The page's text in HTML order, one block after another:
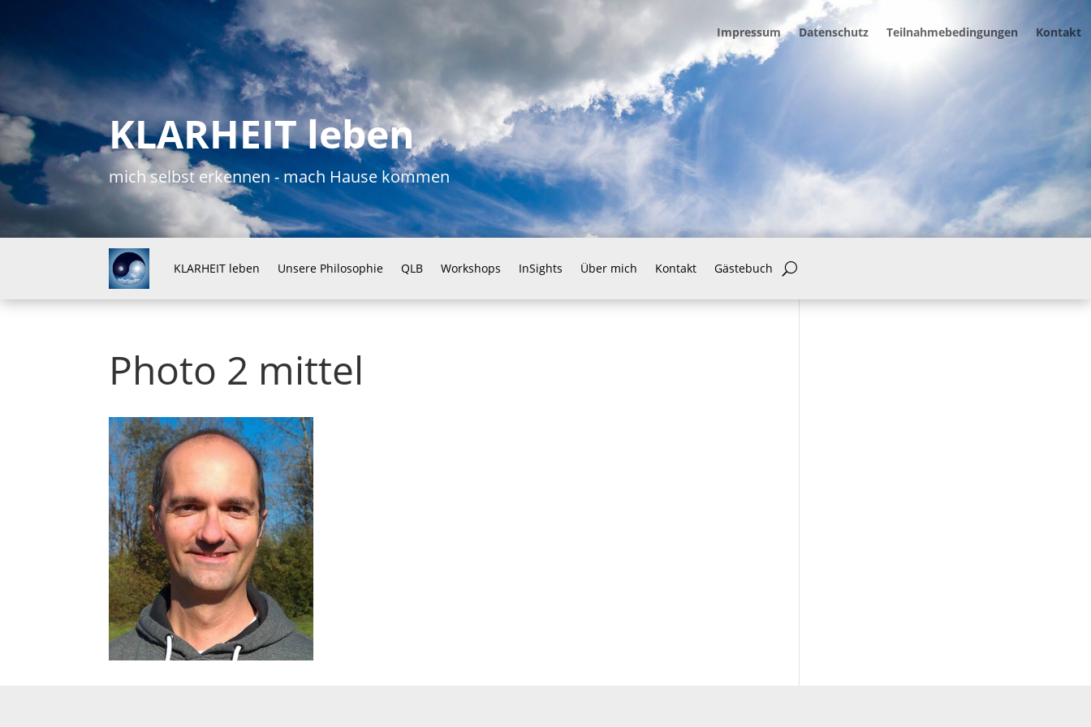
Impressum Datenschutz Teilnahmebedingungen Kontakt
KLARHEIT leben
mich selbst erkennen - mach Hause kommen
KLARHEIT leben Unsere Philosophie QLB Workshops InSights Über mich Kontakt Gästebuch
Photo 2 mittel